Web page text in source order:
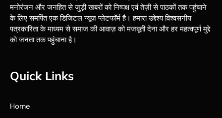
मनोरंजन और जनहित से जुड़ी खबरों को निष्पक्ष एवं तेज़ी से पाठकों तक पहुंचाने
के लिए समर्पित एक डिजिटल न्यूज़ प्लेटफॉर्म है। हमारा उद्देश्य विश्वसनीय
पत्रकारिता के माध्यम से समाज की आवाज़ को मजबूती देना और हर महत्वपूर्ण मुद्दे
को जनता तक पहुंचाना है।
Quick Links
Home